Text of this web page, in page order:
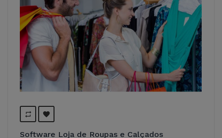
Software Loja de Roupas e Calçados